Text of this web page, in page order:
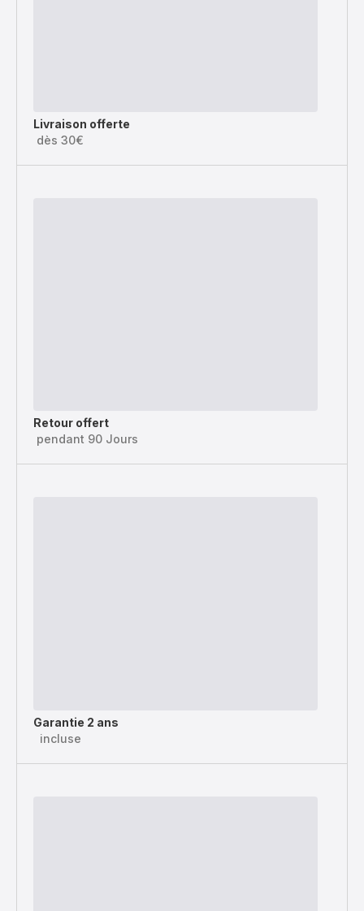
Livraison offerte
dès 30€
Retour offert
pendant 90 Jours
Garantie 2 ans
incluse